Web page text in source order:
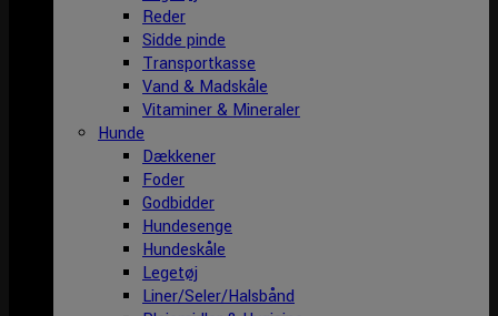
Reder
Sidde pinde
Transportkasse
Vand & Madskåle
Vitaminer & Mineraler
Hunde
Dækkener
Foder
Godbidder
Hundesenge
Hundeskåle
Legetøj
Liner/Seler/Halsbånd